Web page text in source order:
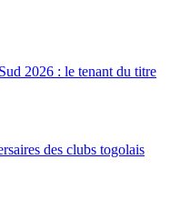
2026 : le tenant du titre
des clubs togolais